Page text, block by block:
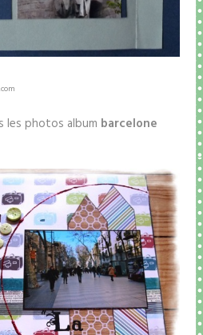
les photos album barcelone